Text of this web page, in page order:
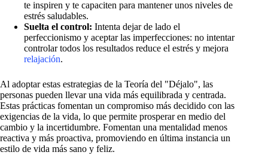
te inspiren y te capaciten para mantener unos niveles de
estrés saludables.
Suelta el control: Intenta dejar de lado el
perfeccionismo y aceptar las imperfecciones: no intentar
controlar todos los resultados reduce el estrés y mejora
relajación.
Al adoptar estas estrategias de la Teoría del "Déjalo", las
personas pueden llevar una vida más equilibrada y centrada.
Estas prácticas fomentan un compromiso más decidido con las
exigencias de la vida, lo que permite prosperar en medio del
cambio y la incertidumbre. Fomentan una mentalidad menos
reactiva y más proactiva, promoviendo en última instancia un
estilo de vida más sano y feliz.